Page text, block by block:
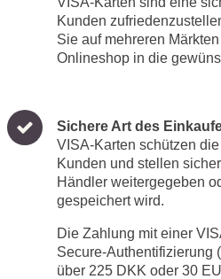
Kunden
Sie auf mehreren
Onlineshop in die
Sichere Art des
VISA-Karten schützen
Kunden und stellen
Händler weitergegeben
gespeichert wird.
Die Zahlung mit einer
Secure-Authentifizierung
über 225 DKK oder 30